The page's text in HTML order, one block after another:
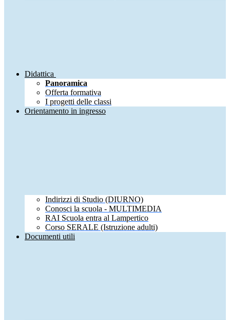
Didattica
Panoramica
Offerta formativa
I progetti delle classi
Orientamento in ingresso
Indirizzi di Studio (DIURNO)
Conosci la scuola - MULTIMEDIA
RAI Scuola entra al Lampertico
Corso SERALE (Istruzione adulti)
Documenti utili